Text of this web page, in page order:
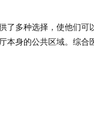
了多种选择，使他们可
本身的公共区域。综合